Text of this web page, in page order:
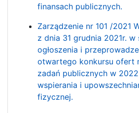
finansach publicznych.
Zarządzenie nr 101 /2021
z dnia 31 grudnia 2021r. w
ogłoszenia i
otwartego konkursu ofert
zadań publicznych w
wspierania i
fizycznej.